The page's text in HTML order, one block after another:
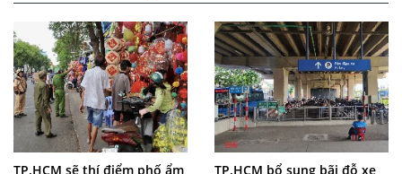
TP.HCM sẽ thí điểm phố ẩm
TP.HCM bổ sung bãi đỗ xe